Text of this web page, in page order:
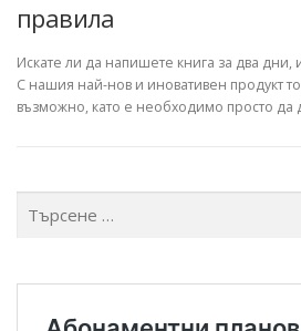
правила
Искате ли да напишете книга за два дни,
С нашия най-нов и иновативен продукт
възможно, като е необходимо просто да